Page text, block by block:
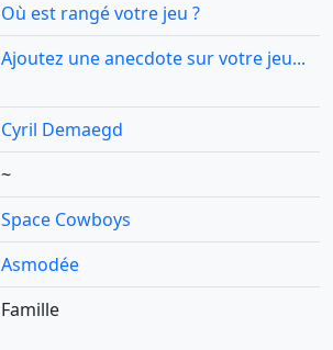
Où est rangé votre jeu ?
Ajoutez une anecdote sur votre jeu...
Cyril Demaegd
~
Space Cowboys
Asmodée
Famille